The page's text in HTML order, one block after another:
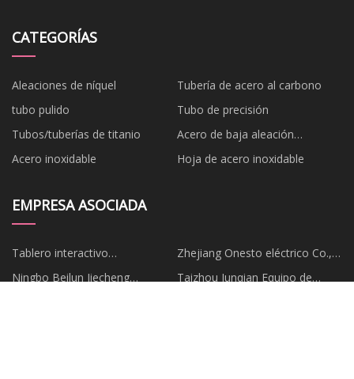
CATEGORÍAS
Aleaciones de níquel
Tubería de acero al carbono
tubo pulido
Tubo de precisión
Tubos/tuberías de titanio
Acero de baja aleación
cromolibdeno
Acero inoxidable Hoja de acero inoxidable
EMPRESA ASOCIADA
Tablero interactivo
personalizado de 65''
Zhejiang Onesto eléctrico Co.,
Ltd.
Ningbo Beilun Jiecheng
Taizhou Junqian Equipo de